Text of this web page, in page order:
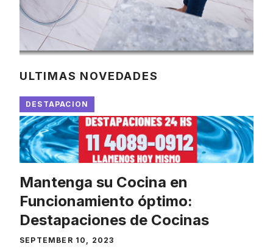
ULTIMAS NOVEDADES
DESTAPACION
Mantenga su Cocina en
Funcionamiento óptimo:
Destapaciones de Cocinas
SEPTEMBER 10, 2023